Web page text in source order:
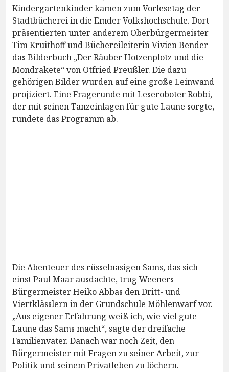
Kindergartenkinder kamen zum Vorlesetag der
Stadtbücherei in die Emder Volkshochschule. Dort
präsentierten unter anderem Oberbürgermeister
Tim Kruithoff und Büchereileiterin Vivien Bender
das Bilderbuch „Der Räuber Hotzenplotz und die
Mondrakete“ von Otfried Preußler. Die dazu
gehörigen Bilder wurden auf eine große Leinwand
projiziert. Eine Fragerunde mit Leseroboter Robbi,
der mit seinen Tanzeinlagen für gute Laune sorgte,
rundete das Programm ab.
Die Abenteuer des rüsselnasigen Sams, das sich
einst Paul Maar ausdachte, trug Weeners
Bürgermeister Heiko Abbas den Dritt- und
Viertklässlern in der Grundschule Möhlenwarf vor.
„Aus eigener Erfahrung weiß ich, wie viel gute
Laune das Sams macht“, sagte der dreifache
Familienvater. Danach war noch Zeit, den
Bürgermeister mit Fragen zu seiner Arbeit, zur
Politik und seinem Privatleben zu löchern.